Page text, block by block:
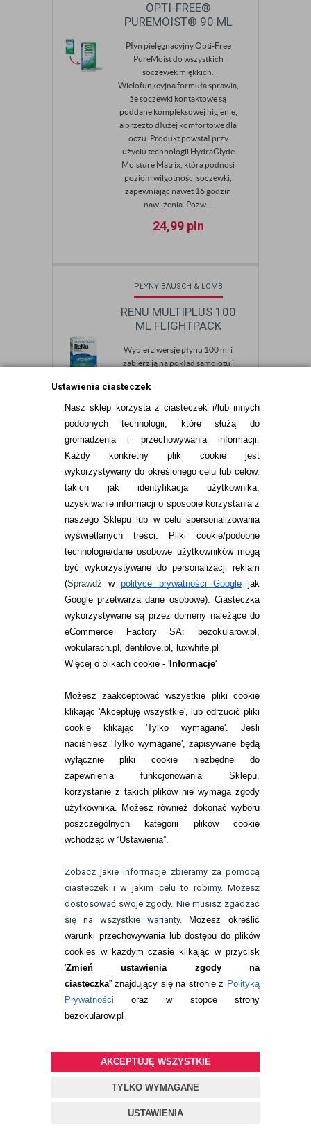
Ustawienia ciasteczek
Nasz sklep korzysta z ciasteczek i/lub innych
podobnych technologii, które służą do
gromadzenia i przechowywania informacji.
Każdy konkretny plik cookie jest
wykorzystywany do określonego celu lub celów,
takich jak identyfikacja użytkownika,
uzyskiwanie informacji o sposobie korzystania z
naszego Sklepu lub w celu spersonalizowania
wyświetlanych treści.
Pliki cookie/podobne
technologie/dane osobowe użytkowników mogą
być wykorzystywane do personalizacji reklam
(Sprawdźwpolityce prywatności Googlejak
Google przetwarza dane osobowe). Ciasteczka
wykorzystywane są przez domeny należące do
eCommerce Factory SA: bezokularow.pl,
wokularach.pl, dentilove.pl, luxwhite.pl
Więcej o plikach cookie - 'Informacje'
Możesz zaakceptować wszystkie pliki cookie
klikając 'Akceptuję wszystkie', lub odrzucić pliki
cookie klikając 'Tylko wymagane'. Jeśli
naciśniesz 'Tylko wymagane', zapisywane będą
wyłącznie pliki cookie niezbędne do
zapewnienia funkcjonowania Sklepu,
korzystanie z takich plików nie wymaga zgody
użytkownika. Możesz również dokonać wyboru
poszczególnych kategorii plików cookie
wchodząc w “Ustawienia”.
Zobacz jakie informacje zbieramy za pomocą
ciasteczek i w jakim celu to robimy. Możesz
dostosować swoje zgody. Nie musisz zgadzać
się na wszystkie warianty.
Możesz określić
warunki przechowywania lub dostępu do plików
cookies w każdym czasie klikając w przycisk
'Zmień ustawienia zgody na
ciasteczka” znajdujący się na stronie z Polityką
Prywatności oraz w stopce strony
bezokularow.pl
AKCEPTUJĘ WSZYSTKIE
TYLKO WYMAGANE
USTAWIENIA
OPTI-FREE®
PUREMOIST® 90 ML
Płyn pielęgnacyjny Opti-Free
PureMoist do wszystkich
soczewek miękkich.
Wielofunkcyjna formuła sprawia,
że soczewki kontaktowe są
poddane kompleksowej higienie,
a przezto dłużej komfortowe dla
oczu. Produkt powstał przy
użyciu technologii HydraGlyde
Moisture Matrix, która podnosi
poziom wilgotności soczewki,
zapewniając nawet 16 godzin
nawilżenia. Pozw...
24,99 pln
PŁYNY BAUSCH & LOMB
RENU MULTIPLUS 100
ML FLIGHTPACK
Wybierz wersję płynu 100 ml i
zabierz ją na pokład samolotu i
zabierajnia duzych pojemności.
Idealna pojemność na wakacje -
wybierz FlightPack. Płyn
wielofunkcyjny Renu MultiPlus
to płyn przeznaczony do
przechowywania i czyszczenia
soczewek kontaktowych
miękkich każdego typu. Jego
główne zadanie to czyszczenie,
dezynfekcja...
24,99
PŁYNY BAUSCH & LOMB
RENU MULTIPLUS 360
ML
Płyn wielofunkcyjny Renu
MultiPlus służy do czyszczenia,
i przechowywania każdego
rodzaju soczewek. Wyjątkowa
kombinacja składników
umożliwia łatwą pielęgnację
soczewek kontaktowych przy
użyciu tylko jednego produktu!
Dlaczego Renu Multiplus? usuwa
zdenaturyzowane białka
podczas codziennej pielęgnacji
soczewek, za...
39,99
SOLO CARE AQUA 90
ML
Szukasz płynu pielęgnacyjnego
o małej pojemności, ale
kompleksowym działaniu, który
dopasowany jest do każdego
soczewek kontaktowych, który
czyści oraz chroni przed
dbając o zdrowie Twoich oczu.
płynu prowitam...